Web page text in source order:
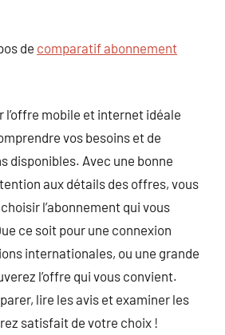
de comparatif abonnement
l’offre mobile et internet idéale
vos besoins et de
disponibles. Avec une bonne
aux détails des offres, vous
l’abonnement qui vous
ce soit pour une connexion
internationales, ou une grande
l’offre qui vous convient.
lire les avis et examiner les
satisfait de votre choix !